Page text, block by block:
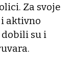
Za svoje
aktivno
su i